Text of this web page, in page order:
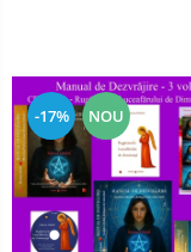
-17% NOU